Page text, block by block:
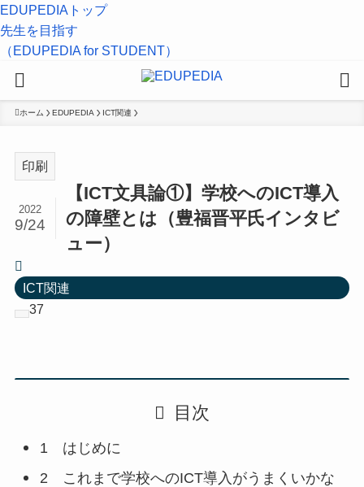
EDUPEDIAトップ
先生を目指す
（EDUPEDIA for STUDENT）
ホーム EDUPEDIA ICT関連
印刷
【ICT文具論①】学校へのICT導入
の障壁とは（豊福晋平氏インタビ
ュー）
2022
9/24
ICT関連
37
目次
1 はじめに
2 これまで学校へのICT導入がうまくいかな